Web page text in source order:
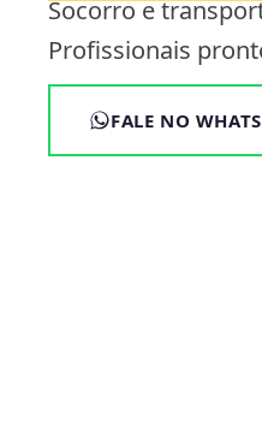
Socorro e
Profissionais
FALE NO